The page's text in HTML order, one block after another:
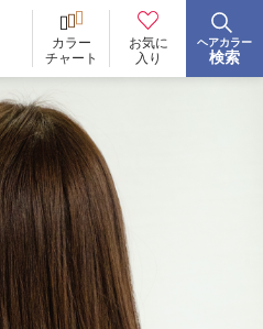
カラー
チャート
お気に
入り
ヘアカラー
検索
ディーカラー